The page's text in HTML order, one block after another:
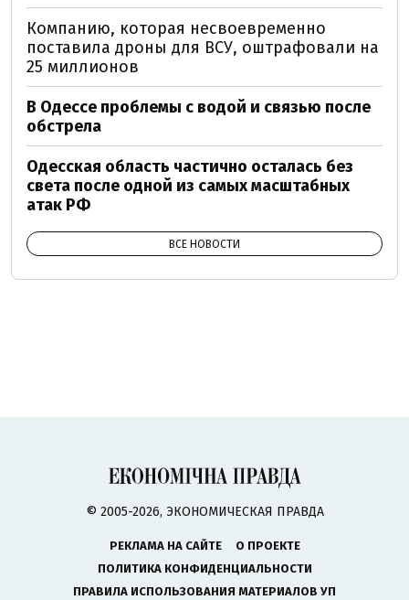
Компанию, которая несвоевременно
поставила дроны для ВСУ, оштрафовали на
25 миллионов
В Одессе проблемы с водой и связью после
обстрела
Одесская область частично осталась без
света после одной из самых масштабных
атак РФ
ВСЕ НОВОСТИ
© 2005-2026, ЭКОНОМИЧЕСКАЯ ПРАВДА
РЕКЛАМА НА САЙТЕ
О ПРОЕКТЕ
ПОЛИТИКА КОНФИДЕНЦИАЛЬНОСТИ
ПРАВИЛА ИСПОЛЬЗОВАНИЯ МАТЕРИАЛОВ УП